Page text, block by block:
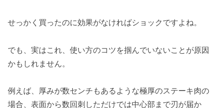
せっかく買ったのに効果がなければショックですよね。
でも、実はこれ、使い方のコツを掴んでいないことが原因
かもしれません。
例えば、厚みが数センチもあるような極厚のステーキ肉の
場合、表面から数回刺しただけでは中心部まで刃が届か